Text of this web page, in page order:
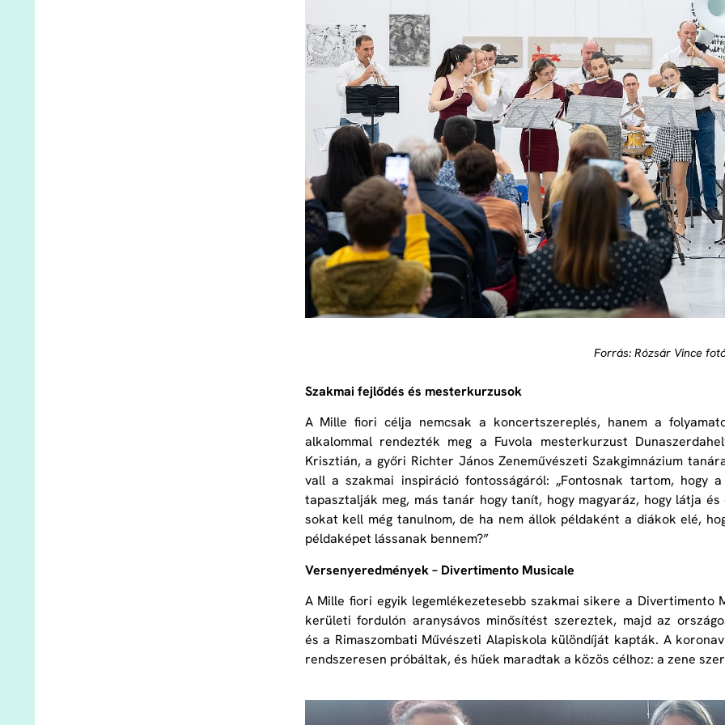
Forrás: Rózsár Vince
Szakmai fejlődés és mesterkurzusok
A Mille fiori célja nemcsak a koncertszereplés, hanem a
alkalommal rendezték meg a Fuvola mesterkurzust
Krisztián, a győri Richter János Zeneművészeti Szakgimnázium
vall a szakmai inspiráció fontosságáról: „Fontosnak tartom, hogy
tapasztalják meg, más tanár hogy tanít, hogy magyaráz, hogy látja
sokat kell még tanulnom, de ha nem állok példaként a diákok elé,
példaképet lássanak bennem?”
Versenyeredmények– Divertimento Musicale
A Mille fiori egyik legemlékezetesebb szakmai sikere a Divertimento
kerületi fordulón aranysávos minősítést szereztek, majd az
és a Rimaszombati Művészeti Alapiskola különdíját kapták. A
rendszeresen próbáltak, és hűek maradtak a közös célhoz: a zene